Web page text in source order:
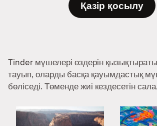
Қазір қосылу
Tinder мүшелері өздерін
тауып, оларды басқа қауымдастық
бөліседі. Төменде жиі кездесетін